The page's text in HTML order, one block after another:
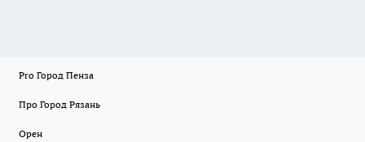
Pro Город Пенза
Про Город Рязань
Орен